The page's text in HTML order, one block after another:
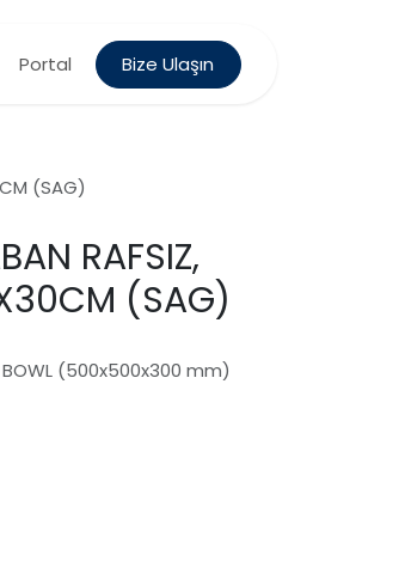
Portal Bize Ulaşın
(SAG)
RAFSIZ,
(SAG)
BOWL (500x500x300 mm)